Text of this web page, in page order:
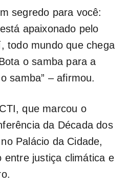
segredo para você:
apaixonado pelo
todo mundo que chega
o samba para a
samba” – afirmou.
que marcou o
da Década dos
Palácio da Cidade,
entre justiça climática e